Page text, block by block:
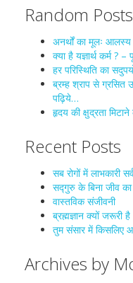
Random Posts
अनर्थों का मूलः आलस्य
क्या है यज्ञार्थ कर्म ? –
हर परिस्थिति का
ब्रम्ह श्राप से ग्रसित
पढ़िये…
हृदय की क्षुद्रता मिटाने
Recent Posts
सब रोगों में लाभकारी
सद्गुरु के बिना जीव का
वास्तविक संजीवनी
ब्रह्मज्ञान क्यों जरूरी
तुम संसार में किसलिए
Archives by